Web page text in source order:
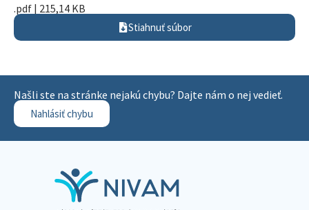
.pdf | 215,14 KB
Stiahnuť súbor
Našli ste na stránke nejakú chybu? Dajte nám o nej vedieť.
Nahlásiť chybu